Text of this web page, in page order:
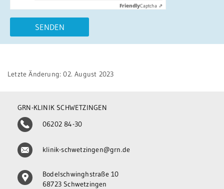
FriendlyCaptcha ⇗
SENDEN
Letzte Änderung: 02. August 2023
GRN-KLINIK SCHWETZINGEN
06202 84-30
klinik-schwetzingen@grn.de
Bodelschwinghstraße 10
68723 Schwetzingen